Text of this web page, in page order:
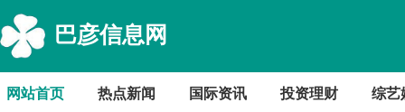
巴彦信息网
网站首页 热点新闻 国际资讯 投资理财 综艺